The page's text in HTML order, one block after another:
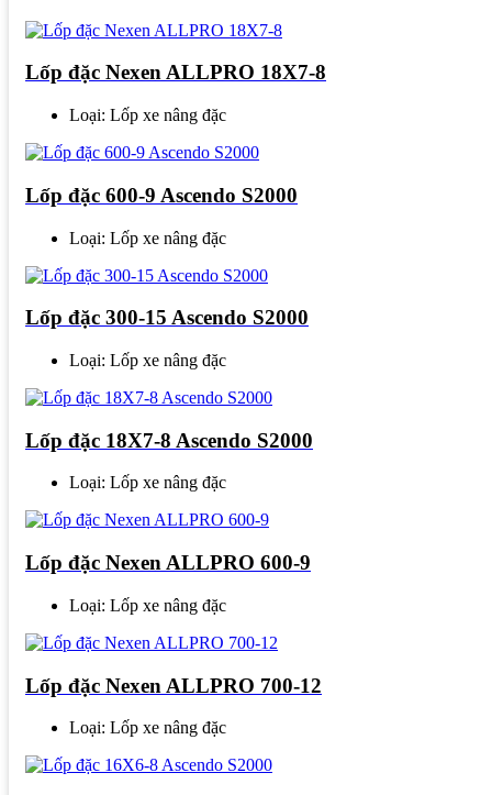
Lốp đặc Nexen ALLPRO 18X7-8
Loại: Lốp xe nâng đặc
Lốp đặc 600-9 Ascendo S2000
Loại: Lốp xe nâng đặc
Lốp đặc 300-15 Ascendo S2000
Loại: Lốp xe nâng đặc
Lốp đặc 18X7-8 Ascendo S2000
Loại: Lốp xe nâng đặc
Lốp đặc Nexen ALLPRO 600-9
Loại: Lốp xe nâng đặc
Lốp đặc Nexen ALLPRO 700-12
Loại: Lốp xe nâng đặc